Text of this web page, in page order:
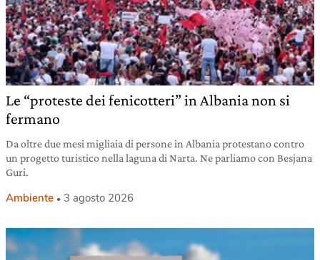
Le “proteste dei fenicotteri” in Albania non si
fermano
Da oltre due mesi migliaia di persone in Albania protestano contro
un progetto turistico nella laguna di Narta. Ne parliamo con Besjana
Guri.
Ambiente 3 agosto 2026